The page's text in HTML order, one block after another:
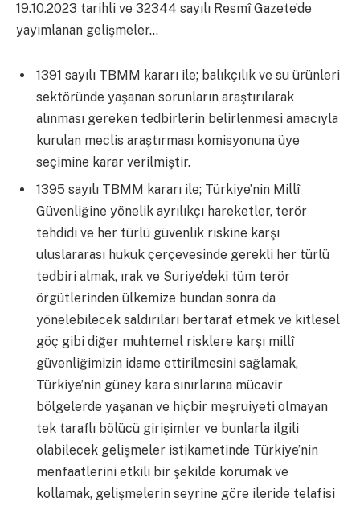
19.10.2023 tarihli ve 32344 sayılı Resmî Gazete’de
yayımlanan gelişmeler…
1391 sayılı TBMM kararı ile; balıkçılık ve su ürünleri
sektöründe yaşanan sorunların araştırılarak
alınması gereken tedbirlerin belirlenmesi amacıyla
kurulan meclis araştırması komisyonuna üye
seçimine karar verilmiştir.
1395 sayılı TBMM kararı ile; Türkiye’nin Millî
Güvenliğine yönelik ayrılıkçı hareketler, terör
tehdidi ve her türlü güvenlik riskine karşı
uluslararası hukuk çerçevesinde gerekli her türlü
tedbiri almak, ırak ve Suriye’deki tüm terör
örgütlerinden ülkemize bundan sonra da
yönelebilecek saldırıları bertaraf etmek ve kitlesel
göç gibi diğer muhtemel risklere karşı millî
güvenliğimizin idame ettirilmesini sağlamak,
Türkiye’nin güney kara sınırlarına mücavir
bölgelerde yaşanan ve hiçbir meşruiyeti olmayan
tek taraflı bölücü girişimler ve bunlarla ilgili
olabilecek gelişmeler istikametinde Türkiye’nin
menfaatlerini etkili bir şekilde korumak ve
kollamak, gelişmelerin seyrine göre ileride telafisi